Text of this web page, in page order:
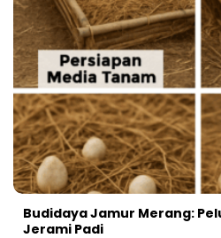
Budidaya Jamur Merang:
Jerami Padi